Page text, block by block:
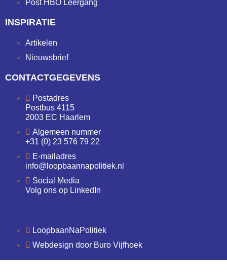
Post HBO Leergang
INSPIRATIE
Artikelen
Nieuwsbrief
CONTACTGEGEVENS
Postadres
Postbus 4115
2003 EC Haarlem
Algemeen nummer
+31 (0) 23 576 79 22
E-mailadres
info@loopbaannapolitiek.nl
Social Media
Volg ons op LinkedIn
LoopbaanNaPolitiek
Webdesign door Buro Vijfhoek